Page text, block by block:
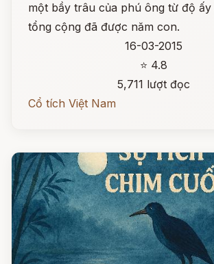
một bầy trâu của phú ông từ độ ấy
tổng cộng đã được năm con.
16-03-2015
⭐ 4.8
5,711 lượt đọc
Cổ tích Việt Nam